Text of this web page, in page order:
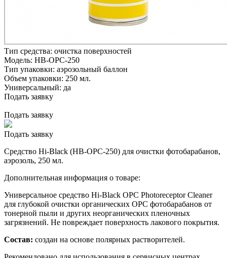
Тип средства: очистка поверхностей
Модель: HB-OPC-250
Тип упаковки: аэрозольный баллон
Объем упаковки: 250 мл.
Универсальный: да
Подать заявку
Подать заявку
Подать заявку
Средство Hi-Black (HB-OPC-250) для очистки фотобарабанов,
аэрозоль, 250 мл.
Дополнительная информация о товаре:
Универсальное средство Hi-Black OPC Photoreceptor Cleaner
для глубокой очистки органических ОРС фотобарабанов от
тонерной пыли и других неорганических пленочных
загрязнений. Не повреждает поверхность лакового покрытия.
Состав: создан на основе полярных растворителей.